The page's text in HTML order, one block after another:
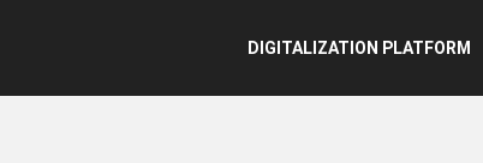
en
DIGITALIZATION PLATFORM